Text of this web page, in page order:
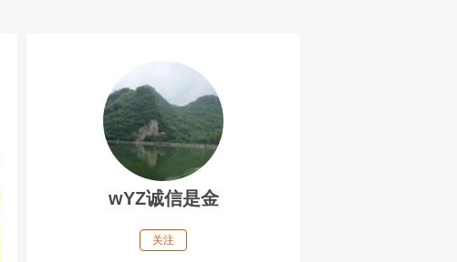
wYZ诚信是金
关注